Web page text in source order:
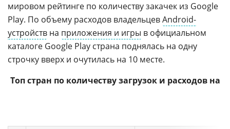
мировом рейтинге по количеству закачек из Google
Play. По объему расходов владельцевAndroid-
устройств на приложения и игры в официальном
каталоге Google Play страна поднялась на одну
строчку вверх и очутилась на 10 месте.
Топ стран по количеству загрузок и расходов на